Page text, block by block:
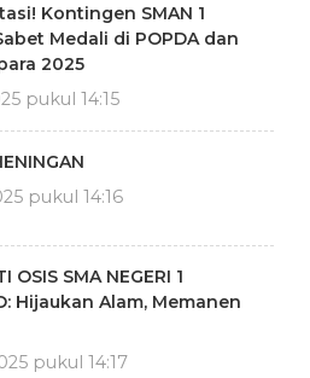
Kontingen SMAN 1
Medali di POPDA dan
2025
pukul 14:15
pukul 14:16
OSIS SMA NEGERI 1
Hijaukan Alam, Memanen
pukul 14:17